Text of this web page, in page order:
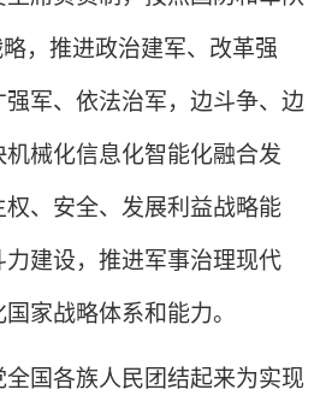
，推进政治建军、改革强
军、依法治军，边斗争、边
械化信息化智能化融合发
、安全、发展利益战略能
建设，推进军事治理现代
家战略体系和能力。
国各族人民团结起来为实现